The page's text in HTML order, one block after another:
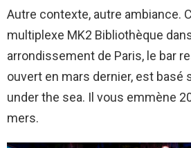
Autre contexte, autre ambiance.
multiplexe MK2 Bibliothèque
arrondissement de Paris, le bar
ouvert en mars dernier, est basé
under the sea. Il vous emmène
mers.